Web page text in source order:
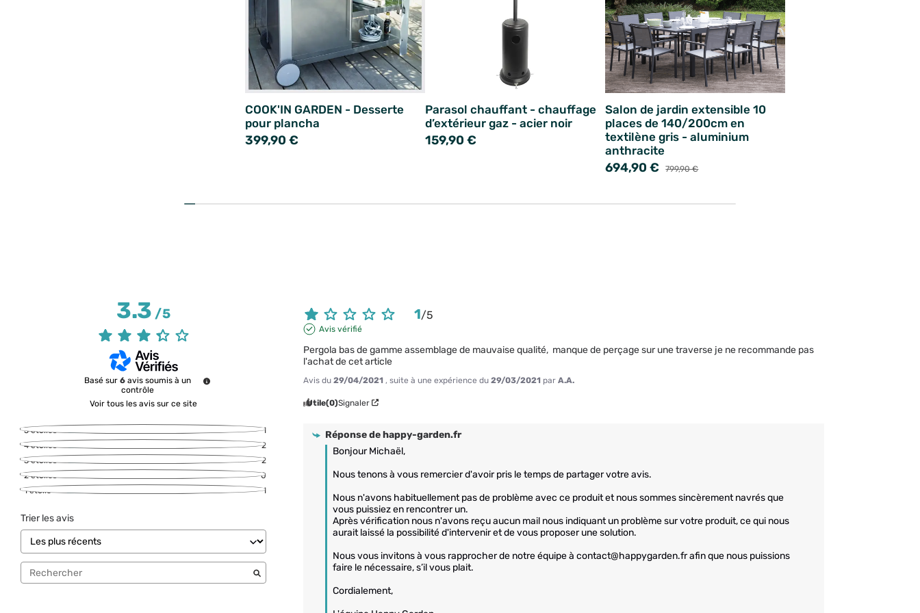
COOK'IN GARDEN - Desserte
pour plancha
399,90 €
Parasol chauffant - chauffage
d’extérieur gaz - acier noir
159,90 €
Salon de jardin extensible 10
places de 140/200cm en
textilène gris - aluminium
anthracite
694,90 € 799,90 €
3.3/5
Basé sur 6 avis soumis à un
contrôle
Voir tous les avis sur ce site
5étoiles
1
4étoiles
2
3étoiles
2
2étoiles
0
1étoile 1
Trier les avis
1/5
Avis vérifié
Pergola bas de gamme assemblage de mauvaise qualité,  manque de perçage sur une traverse je ne recommande pas
l'achat de cet article
Avis du29/04/2021 , suite à une expérience du29/03/2021 parA.A.
Utile(0)Signaler
Réponse dehappy-garden.fr
Bonjour Michaël,
Nous tenons à vous remercier d'avoir pris le temps de partager votre avis.
Nous n'avons habituellement pas de problème avec ce produit et nous sommes sincèrement navrés que
vous puissiez en rencontrer un.
Après vérification nous n'avons reçu aucun mail nous indiquant un problème sur votre produit, ce qui nous
aurait laissé la possibilité d'intervenir et de vous proposer une solution.
Nous vous invitons à vous rapprocher de notre équipe à contact@happygarden.fr afin que nous puissions
faire le nécessaire, s’il vous plait.
Cordialement,